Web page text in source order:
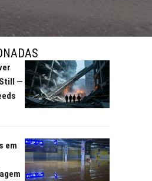
—
em